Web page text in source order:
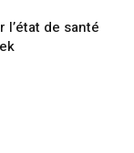
l’état de santé